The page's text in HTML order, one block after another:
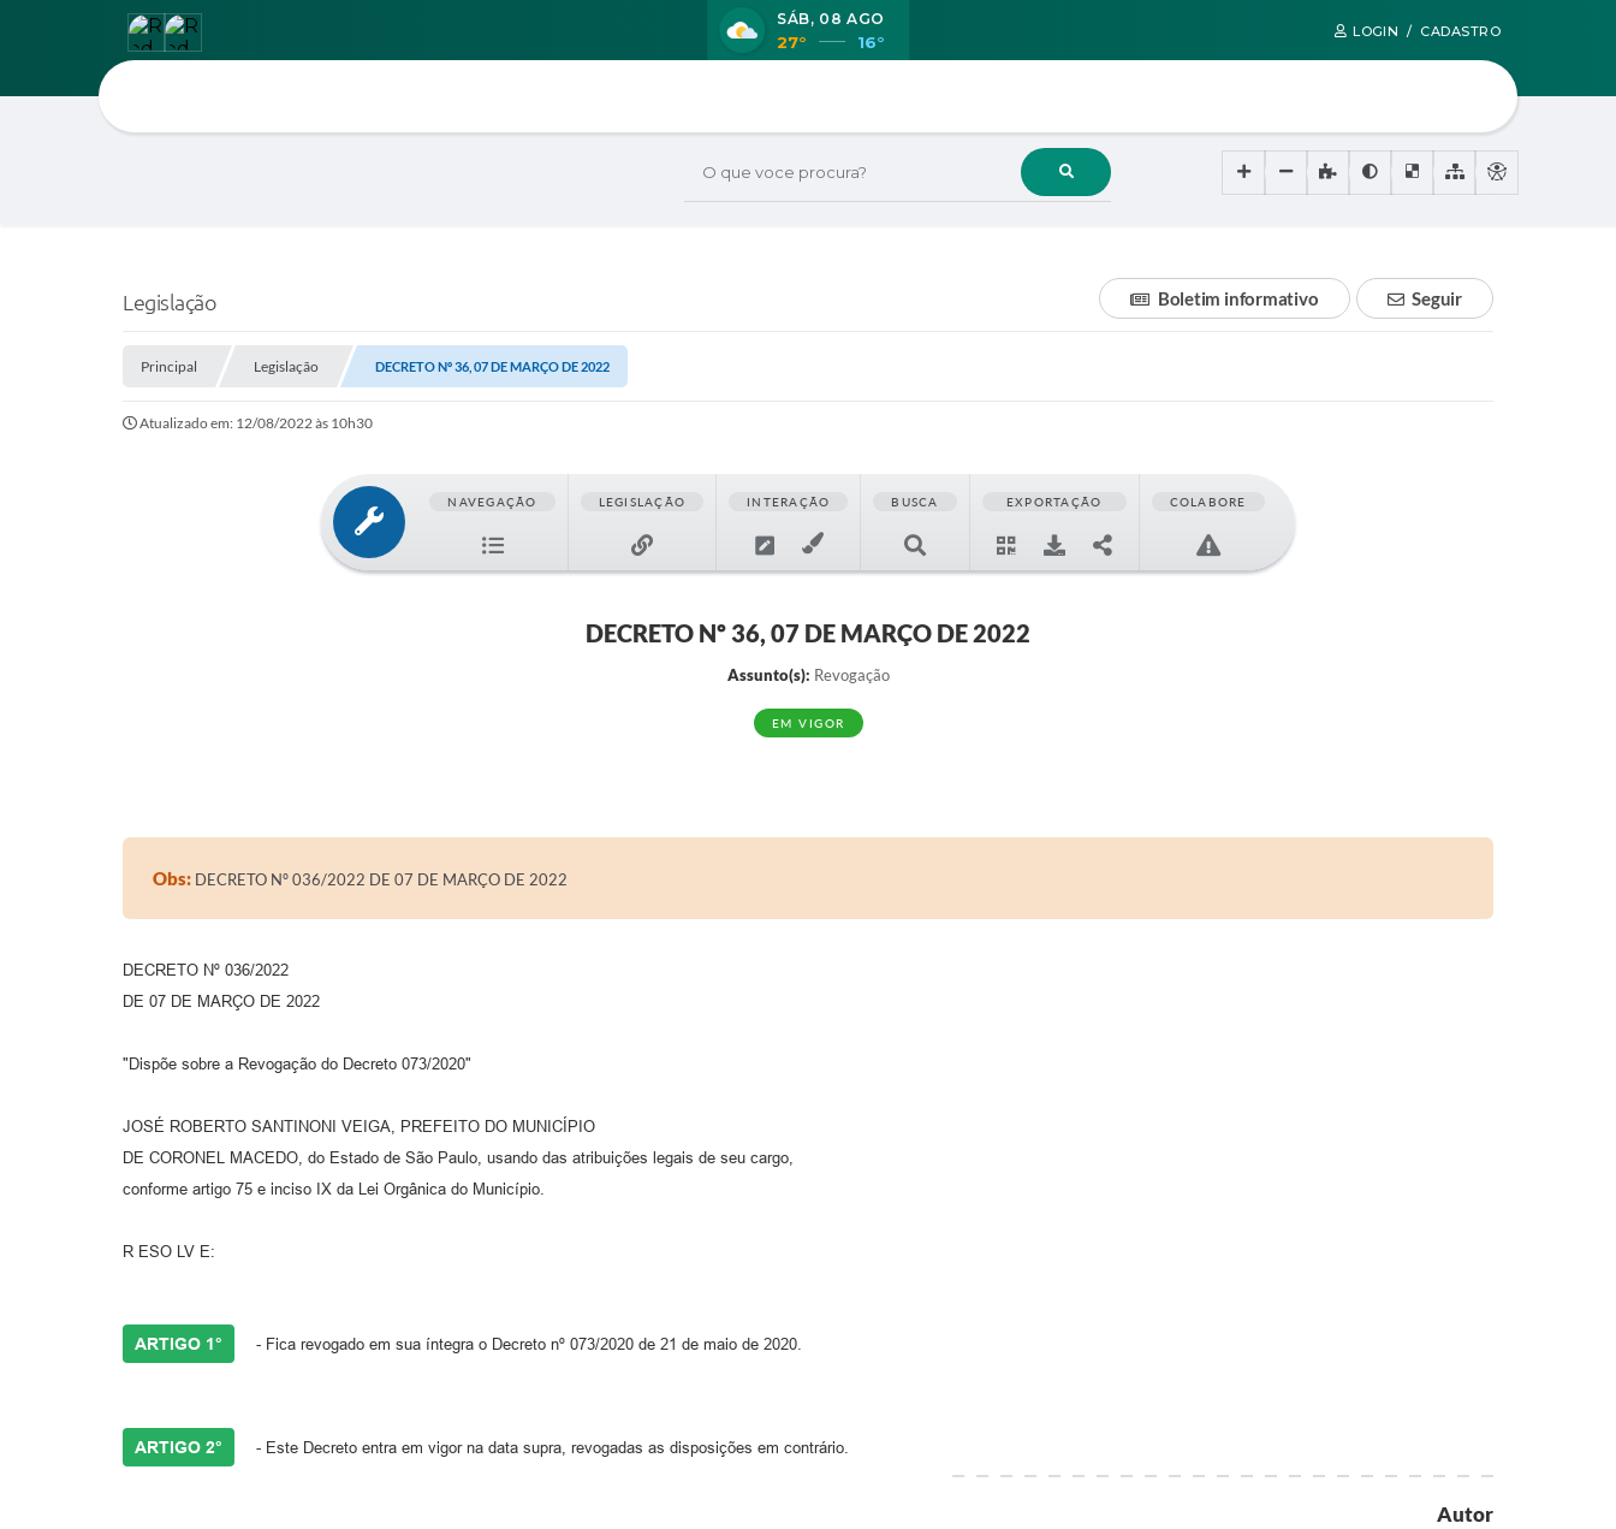
LOGIN / CADASTRO
O que voce procura?
SÁB 08 AGO
27° 16°
Legislação Seguir
Boletim informativo
Principal Legislação DECRETO Nº 36, 07 DE MARÇO DE 2022
Atualizado em: 12/08/2022 às 10h30
NAVEGAÇÃO LEGISLAÇÃO INTERAÇÃO BUSCA EXPORTAÇÃO COLABORE
DECRETO Nº 36, 07 DE MARÇO DE 2022
Assunto(s): Revogação
EM VIGOR
Obs: DECRETO Nº 036/2022 DE 07 DE MARÇO DE 2022
DECRETO Nº 036/2022
DE 07 DE MARÇO DE 2022
"Dispõe sobre a Revogação do Decreto 073/2020"
JOSÉ ROBERTO SANTINONI VEIGA, PREFEITO DO MUNICÍPIO
DE CORONEL MACEDO, do Estado de São Paulo, usando das atribuições legais de seu cargo,
conforme artigo 75 e inciso IX da Lei Orgânica do Município.
R ESO LV E:
ARTIGO 1° - Fica revogado em sua íntegra o Decreto nº 073/2020 de 21 de maio de 2020.
ARTIGO 2° - Este Decreto entra em vigor na data supra, revogadas as disposições em contrário.
Autor